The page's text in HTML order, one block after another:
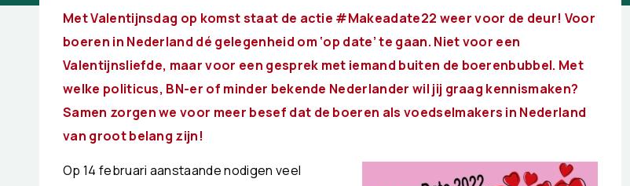
Met Valentijnsdag op komst staat de actie #Makeadate22 weer voor de deur! Voor
boeren in Nederland dé gelegenheid om ‘op date’ te gaan. Niet voor een
Valentijnsliefde, maar voor een gesprek met iemand buiten de boerenbubbel. Met
welke politicus, BN-er of minder bekende Nederlander wil jij graag kennismaken?
Samen zorgen we voor meer besef dat de boeren als voedselmakers in Nederland
van groot belang zijn!
Op 14 februari aanstaande nodigen veel